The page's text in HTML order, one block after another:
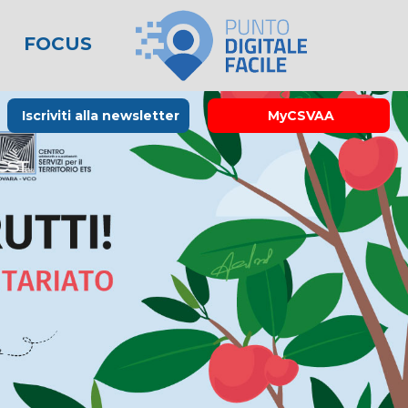
FOCUS
Rubrica La Stampa
Links utili
Iscriviti alla newsletter MyCSVAA